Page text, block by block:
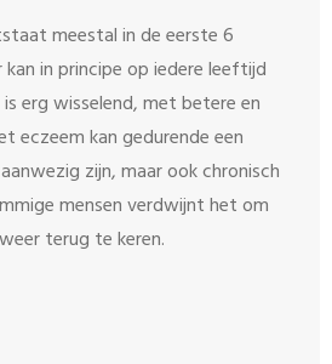
meestal in de eerste 6
kan in principe op iedere leeftijd
erg wisselend, met betere en
eczeem kan gedurende een
zijn, maar ook chronisch
mensen verdwijnt het om
terug te keren.